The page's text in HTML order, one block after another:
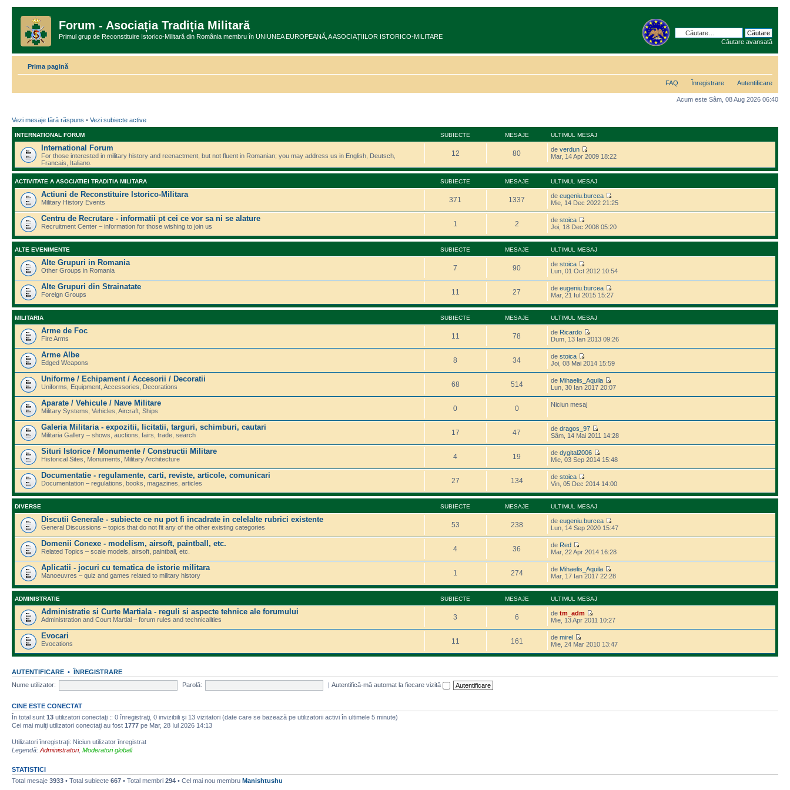
Forum - Asociația Tradiția Militară
Primul grup de Reconstituire Istorico-Militară din România membru în UNIUNEA EUROPEANĂ‚ A ASOCIAȚIILOR ISTORICO-MILITARE
Căutare avansată
Prima pagină
FAQ Înregistrare Autentificare
Acum este Sâm, 08 Aug 2026 06:40
Vezi mesaje fără răspuns • Vezi subiecte active
INTERNATIONAL FORUM SUBIECTE MESAJE ULTIMUL MESAJ
International Forum
For those interested in military history and reenactment, but not fluent in Romanian; you may address us in English, Deutsch,
Francais, Italiano.
12 80 deverdun
Mar, 14 Apr 2009 18:22
ACTIVITATE A ASOCIATIEI TRADITIA MILITARA SUBIECTE MESAJE ULTIMUL MESAJ
Actiuni de Reconstituire Istorico-Militara
Military History Events 371 1337 deeugeniu.burcea
Mie, 14 Dec 2022 21:25
Centru de Recrutare - informatii pt cei ce vor sa ni se alature
Recruitment Center – information for those wishing to join us 1 2 destoica
Joi, 18 Dec 2008 05:20
ALTE EVENIMENTE SUBIECTE MESAJE ULTIMUL MESAJ
Alte Grupuri in Romania
Other Groups in Romania 7 90 destoica
Lun, 01 Oct 2012 10:54
Alte Grupuri din Strainatate
Foreign Groups 11 27 deeugeniu.burcea
Mar, 21 Iul 2015 15:27
MILITARIA SUBIECTE MESAJE ULTIMUL MESAJ
Arme de Foc
Fire Arms 11 78 de Ricardo
Dum, 13 Ian 2013 09:26
Arme Albe
Edged Weapons 8 34 destoica
Joi, 08 Mai 2014 15:59
Uniforme / Echipament / Accesorii / Decoratii
Uniforms, Equipment, Accessories, Decorations 68 514 de Mihaelis_Aquila
Lun, 30 Ian 2017 20:07
Aparate / Vehicule / Nave Militare
Military Systems, Vehicles, Aircraft, Ships 0 0 Niciun mesaj
Galeria Militaria - expozitii, licitatii, targuri, schimburi, cautari
Militaria Gallery – shows, auctions, fairs, trade, search 17 47 dedragos_97
Sâm, 14 Mai 2011 14:28
Situri Istorice / Monumente / Constructii Militare
Historical Sites, Monuments, Military Architecture 4 19 dedygital2006
Mie, 03 Sep 2014 15:48
Documentatie - regulamente, carti, reviste, articole, comunicari
Documentation – regulations, books, magazines, articles 27 134 destoica
Vin, 05 Dec 2014 14:00
DIVERSE SUBIECTE MESAJE ULTIMUL MESAJ
Discutii Generale - subiecte ce nu pot fi incadrate in celelalte rubrici existente
General Discussions – topics that do not fit any of the other existing categories 53 238 deeugeniu.burcea
Lun, 14 Sep 2020 15:47
Domenii Conexe - modelism, airsoft, paintball, etc.
Related Topics – scale models, airsoft, paintball, etc. 4 36 de Red
Mar, 22 Apr 2014 16:28
Aplicatii - jocuri cu tematica de istorie militara
Manoeuvres – quiz and games related to military history 1 274 de Mihaelis_Aquila
Mar, 17 Ian 2017 22:28
ADMINISTRATIE SUBIECTE MESAJE ULTIMUL MESAJ
Administratie si Curte Martiala - reguli si aspecte tehnice ale forumului
Administration and Court Martial – forum rules and technicalities 3 6 detm_adm
Mie, 13 Apr 2011 10:27
Evocari
Evocations 11 161 demirel
Mie, 24 Mar 2010 13:47
AUTENTIFICARE • ÎNREGISTRARE
Nume utilizator:
Parolă: |Autentifică-mă automat la fiecare vizită
CINE ESTE CONECTAT
În total sunt 13 utilizatori conectaţi :: 0 înregistraţi, 0 invizibili şi 13 vizitatori (date care se bazează pe utilizatorii activi în ultimele 5 minute)
Cei mai mulţi utilizatori conectaţi au fost 1777 pe Mar, 28 Iul 2026 14:13
Utilizatori înregistraţi: Niciun utilizator înregistrat
Legendă: Administratori, Moderatori globali
STATISTICI
Total mesaje 3933 • Total subiecte 667 • Total membri 294 • Cel mai nou membru Manishtushu